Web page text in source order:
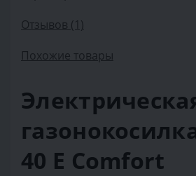
Отзывов (1)
Похожие товары
40 E Comfort